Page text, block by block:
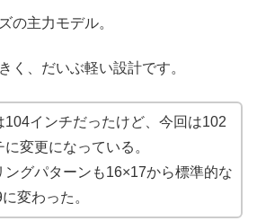
の主力モデル。
く、だいぶ軽い設計です。
104インチだったけど、今回は102
に変更になっている。
ングパターンも16×17から標準的な
変わった。